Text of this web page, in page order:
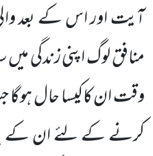
آیت اور اس کے بعد
منافق لوگ اپنی زندگی
وقت ان کاکیسا حال
کرنے کے لئے ان کے